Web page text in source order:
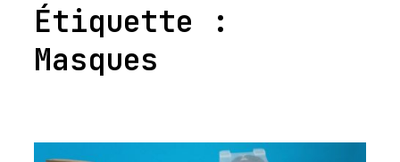
Étiquette :
Masques